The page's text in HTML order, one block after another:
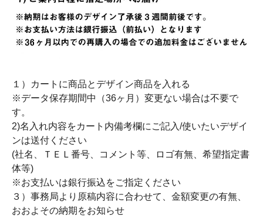
１）カートに商品とデザイン商品を入れる
※データ保存期間中（36ヶ月）変更ない場合は不要で
す。
2)名入れ内容をカート内備考欄にご記入/使いたいデザイ
ンは送付ください
(社名、ＴＥＬ番号、コメント等、ロゴ有無、希望指定書
体等)
※お支払いは銀行振込をご指定ください
３）事務局より原稿内容に合わせて、金額変更の有無、
おおよその納期をお知らせ